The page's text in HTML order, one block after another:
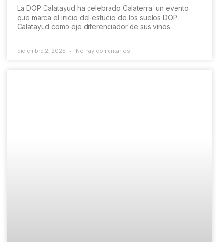
La DOP Calatayud ha celebrado Calaterra, un evento
que marca el inicio del estudio de los suelos DOP
Calatayud como eje diferenciador de sus vinos
diciembre 2, 2025 No hay comentarios